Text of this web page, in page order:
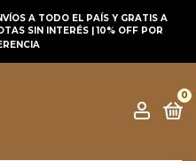
A TODO EL PAÍS Y GRATIS A
SIN INTERÉS | 10% OFF POR
0